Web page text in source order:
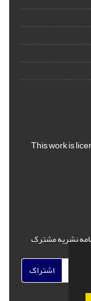
This work is
نشریه مشترک
اشتراک